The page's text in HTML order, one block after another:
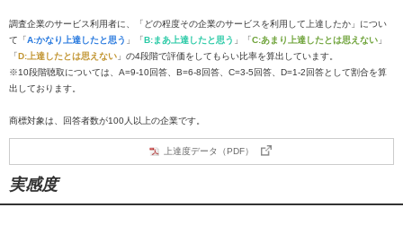
調査企業のサービス利用者に、「どの程度その企業のサービスを利用して上達したか」につい
て「A:かなり上達したと思う 」「B:まあ上達したと思う 」「C:あまり上達したとは思えない 」
「D:上達したとは思えない 」の4段階で評価をしてもらい比率を算出しています。
※10段階聴取については、A=9-10回答、B=6-8回答、C=3-5回答、D=1-2回答として割合を算
出しております。
商標対象は、回答者数が100人以上の企業です。
上達度データ（PDF）
実感度